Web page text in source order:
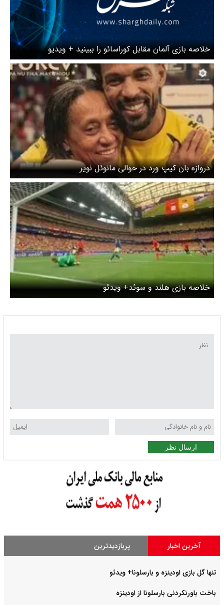
خلاصه بازی آلمان مقابل کوراسائو را ببینید + ویدیو
دروازه بان کیپ ورد در حوالی مانوئل نویر
خلاصه بازی هلند و سوئد+ ویدئو
ارسال نظر
آخرین اخبار پربازدیدترین
تنها گل بازی اودینزه و بارسلونا+ ویدئو
باخت باورنکردنی بارسلونا از اودینزه